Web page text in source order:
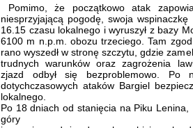
Pomimo, że początkowo atak
niesprzyjającą pogodę, swoja
16.15 czasu lokalnego i wyruszył z bazy
6100 m n.p.m. obozu trzeciego. Tam
rano wyszedł w stronę szczytu, gdzie
trudnych warunków oraz zagrożenia
zjazd odbył się bezproblemowo. Po
dotychczasowych ataków Bargiel
lokalnego.
Po 18 dniach od stanięcia na Piku
góry